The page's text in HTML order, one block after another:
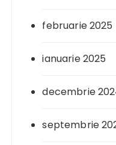
februarie 2025
ianuarie 2025
decembrie
septembrie